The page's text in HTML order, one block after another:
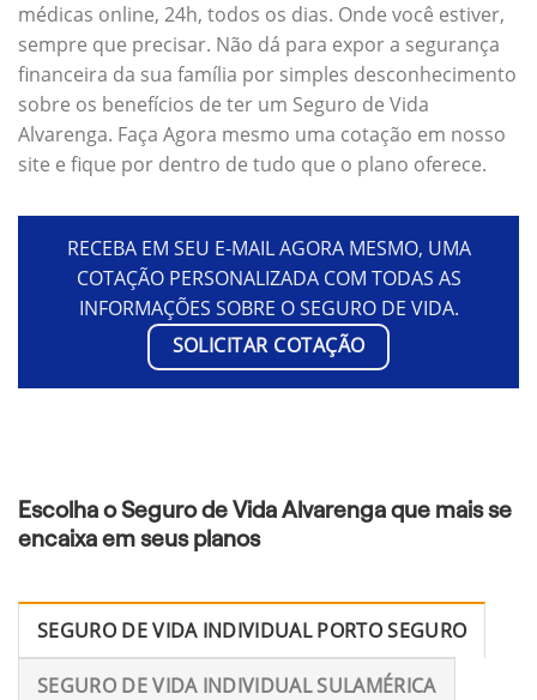
médicas online, 24h, todos os dias. Onde você estiver,
sempre que precisar. Não dá para expor a segurança
financeira da sua família por simples desconhecimento
sobre os benefícios de ter um Seguro de Vida
Alvarenga. Faça Agora mesmo uma cotação em nosso
site e fique por dentro de tudo que o plano oferece.
RECEBA EM SEU E-MAIL AGORA MESMO, UMA
COTAÇÃO PERSONALIZADA COM TODAS AS
INFORMAÇÕES SOBRE O SEGURO DE VIDA.
SOLICITAR COTAÇÃO
Escolha o Seguro de Vida Alvarenga que mais se
encaixa em seus planos
SEGURO DE VIDA INDIVIDUAL PORTO SEGURO
SEGURO DE VIDA INDIVIDUAL SULAMÉRICA